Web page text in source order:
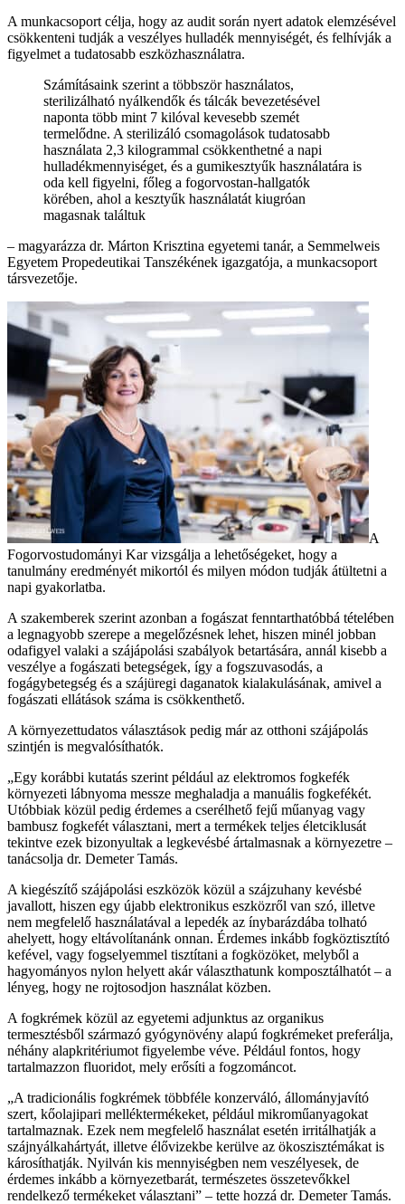
A munkacsoport célja, hogy az audit során nyert adatok elemzésével
csökkenteni tudják a veszélyes hulladék mennyiségét, és felhívják a
figyelmet a tudatosabb eszközhasználatra.
Számításaink szerint a többször használatos,
sterilizálható nyálkendők és tálcák bevezetésével
naponta több mint 7 kilóval kevesebb szemét
termelődne. A sterilizáló csomagolások tudatosabb
használata 2,3 kilogrammal csökkenthetné a napi
hulladékmennyiséget, és a gumikesztyűk használatára is
oda kell figyelni, főleg a fogorvostan-hallgatók
körében, ahol a kesztyűk használatát kiugróan
magasnak találtuk
– magyarázza dr. Márton Krisztina egyetemi tanár, a Semmelweis
Egyetem Propedeutikai Tanszékének igazgatója, a munkacsoport
társvezetője.
A
Fogorvostudományi Kar vizsgálja a lehetőségeket, hogy a
tanulmány eredményét mikortól és milyen módon tudják átültetni a
napi gyakorlatba.
A szakemberek szerint azonban a fogászat fenntarthatóbbá tételében
a legnagyobb szerepe a megelőzésnek lehet, hiszen minél jobban
odafigyel valaki a szájápolási szabályok betartására, annál kisebb a
veszélye a fogászati betegségek, így a fogszuvasodás, a
fogágybetegség és a szájüregi daganatok kialakulásának, amivel a
fogászati ellátások száma is csökkenthető.
A környezettudatos választások pedig már az otthoni szájápolás
szintjén is megvalósíthatók.
„Egy korábbi kutatás szerint például az elektromos fogkefék
környezeti lábnyoma messze meghaladja a manuális fogkefékét.
Utóbbiak közül pedig érdemes a cserélhető fejű műanyag vagy
bambusz fogkefét választani, mert a termékek teljes életciklusát
tekintve ezek bizonyultak a legkevésbé ártalmasnak a környezetre –
tanácsolja dr. Demeter Tamás.
A kiegészítő szájápolási eszközök közül a szájzuhany kevésbé
javallott, hiszen egy újabb elektronikus eszközről van szó, illetve
nem megfelelő használatával a lepedék az ínybarázdába tolható
ahelyett, hogy eltávolítanánk onnan. Érdemes inkább fogköztisztító
kefével, vagy fogselyemmel tisztítani a fogközöket, melyből a
hagyományos nylon helyett akár választhatunk komposztálhatót – a
lényeg, hogy ne rojtosodjon használat közben.
A fogkrémek közül az egyetemi adjunktus az organikus
termesztésből származó gyógynövény alapú fogkrémeket preferálja,
néhány alapkritériumot figyelembe véve. Például fontos, hogy
tartalmazzon fluoridot, mely erősíti a fogzománcot.
„A tradicionális fogkrémek többféle konzerváló, állományjavító
szert, kőolajipari melléktermékeket, például mikroműanyagokat
tartalmaznak. Ezek nem megfelelő használat esetén irritálhatják a
szájnyálkahártyát, illetve élővizekbe kerülve az ökoszisztémákat is
károsíthatják. Nyilván kis mennyiségben nem veszélyesek, de
érdemes inkább a környezetbarát, természetes összetevőkkel
rendelkező termékeket választani” – tette hozzá dr. Demeter Tamás.